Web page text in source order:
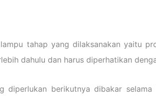
tahap yang dilaksanakan yaitu
dahulu dan harus diperhatikan
diperlukan berikutnya dibakar